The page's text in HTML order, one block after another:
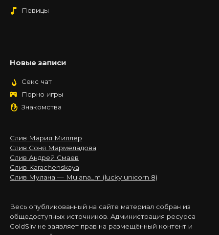
Певицы
Новые записи
Секс чат
Порно игры
Знакомства
Слив Мария Миллер
Слив Соня Мармеладова
Слив Андрей Смаев
Слив Karachenskaya
Слив Мулана — Mulana_m (lucky unicorn 8)
Весь опубликованный на сайте материал собран из
общедоступных источников. Администрация ресурса
GoldSliv не заявляет прав на размещённый контент и